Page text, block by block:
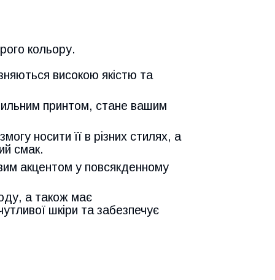
кольору.
високою якістю та
принтом, стане вашим
носити її в різних стилях, а
смак.
акцентом у повсякденному
а також має
шкіри та забезпечує